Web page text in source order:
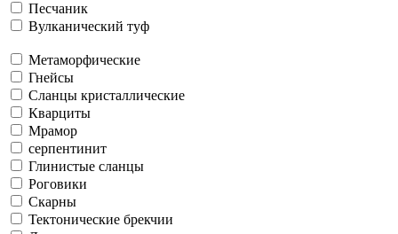
Песчаник
Вулканический туф
Метаморфические
Гнейсы
Сланцы кристаллические
Кварциты
Мрамор
серпентинит
Глинистые сланцы
Роговики
Скарны
Тектонические брекчии